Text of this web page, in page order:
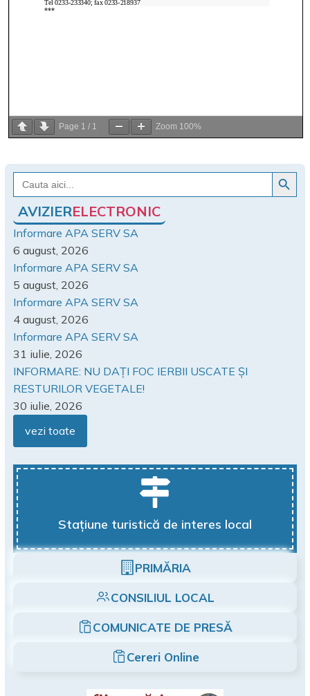
Page 1 / 1 Zoom 100%
Search
for:
Search Button
AVIZIERELECTRONIC
Informare APA SERV SA
6 august, 2026
Informare APA SERV SA
5 august, 2026
Informare APA SERV SA
4 august, 2026
Informare APA SERV SA
31 iulie, 2026
INFORMARE: NU DAȚI FOC IERBII USCATE ȘI
RESTURILOR VEGETALE!
30 iulie, 2026
vezi toate
Stațiune turistică de interes local
PRIMĂRIA
CONSILIUL LOCAL
COMUNICATE DE PRESĂ
Cereri Online